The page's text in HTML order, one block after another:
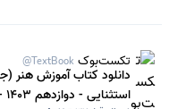
تکست‌بوک @TextBook
دانلود کتاب آموزش هنر